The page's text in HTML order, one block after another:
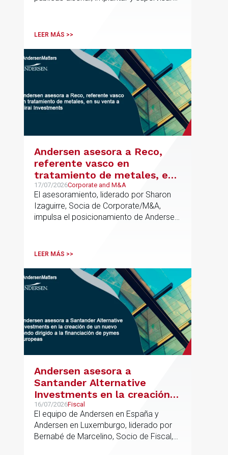
cumplimiento normativo desde el origen.
metodología propia de gestión de
riesgos de IA y se alinea con la
estrategia española de IA soberana
articulada en torno a ALIA.
LEER MÁS >>
Andersen asesora a Reco,
referente vasco en
tratamiento de metales, en
su venta a Mirai Investments
17/07/2026Corporate and M&A
El asesoramiento, liderado por Sharon
Izaguirre, Socia de Corporate/M&A,
impulsa el posicionamiento de Andersen
procesos estratégicos de M&A
LEER MÁS >>
Andersen asesora a
Santander Alternative
Investments en la creación
de un nuevo fondo dirigido a
la financiación de pymes
europeas
16/07/2026Fiscal
El equipo de Andersen en España y
Andersen en Luxemburgo, liderado por
Bernabé de Marcelino, Socio de Fiscal,